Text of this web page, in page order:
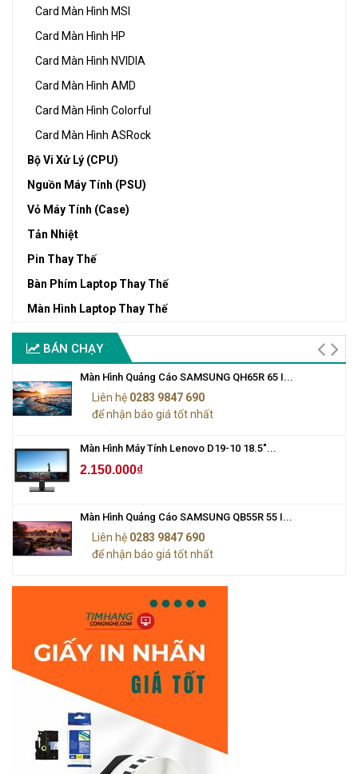
Card Màn Hình MSI
Card Màn Hình HP
Card Màn Hình NVIDIA
Card Màn Hình AMD
Card Màn Hình Colorful
Card Màn Hình ASRock
Bộ Vi Xử Lý (CPU)
Nguồn Máy Tính (PSU)
Vỏ Máy Tính (Case)
Tản Nhiệt
Pin Thay Thế
Bàn Phím Laptop Thay Thế
Màn Hình Laptop Thay Thế
BÁN CHẠY
Màn Hình Quảng Cáo SAMSUNG QH65R 65 I...
Liên hệ 0283 9847 690
để nhận báo giá tốt nhất
Màn Hình Máy Tính Lenovo D19-10 18.5"...
2.150.000₫
Màn Hình Quảng Cáo SAMSUNG QB55R 55 I...
Liên hệ 0283 9847 690
để nhận báo giá tốt nhất